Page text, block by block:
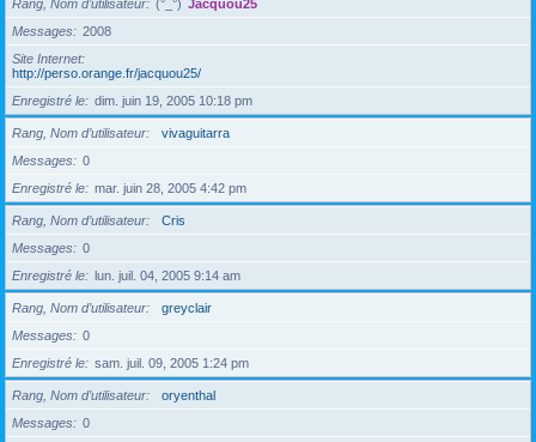
Rang, Nom d’utilisateur (°_°) Jacquou25
Messages
2008
Site Internet
http://perso.orange.fr/jacquou25/
Enregistré le
dim. juin 19, 2005 10:18 pm
Rang, Nom d’utilisateur
vivaguitarra
Messages
0
Enregistré le
mar. juin 28, 2005 4:42 pm
Rang, Nom d’utilisateur
Cris
Messages
0
Enregistré le
lun. juil. 04, 2005 9:14 am
Rang, Nom d’utilisateur
greyclair
Messages
0
Enregistré le
sam. juil. 09, 2005 1:24 pm
Rang, Nom d’utilisateur
oryenthal
Messages
0